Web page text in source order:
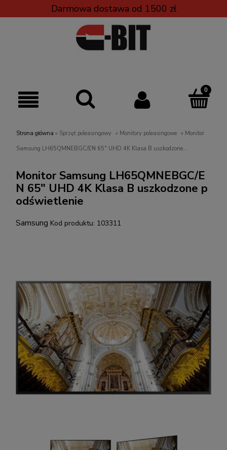
Darmowa dostawa od 1500 zł
Strona główna » Sprzęt poleasingowy » Monitory poleasingowe » Monitor
Samsung LH65QMNEBGC/EN 65" UHD 4K Klasa B uszkodzone
Monitor Samsung LH65QMNEBGC/E
N 65" UHD 4K Klasa B uszkodzone p
odświetlenie
Samsung Kod produktu: 103311